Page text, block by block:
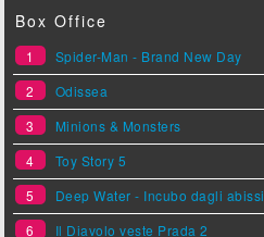
Box Office
1
Spider-Man - Brand New Day
2
Odissea
3
Minions & Monsters
4
Toy Story 5
5
Deep Water - Incubo dagli abissi
6
Il Diavolo veste Prada 2